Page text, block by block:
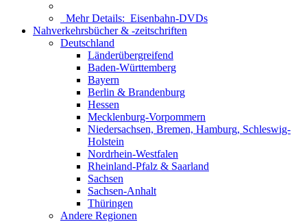
Mehr Details: Eisenbahn-DVDs
Nahverkehrsbücher & -zeitschriften
Deutschland
Länderübergreifend
Baden-Württemberg
Bayern
Berlin & Brandenburg
Hessen
Mecklenburg-Vorpommern
Niedersachsen, Bremen, Hamburg, Schleswig-
Holstein
Nordrhein-Westfalen
Rheinland-Pfalz & Saarland
Sachsen
Sachsen-Anhalt
Thüringen
Andere Regionen